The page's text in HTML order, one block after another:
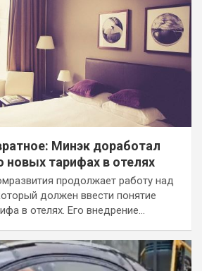
Минэк доработал
новых тарифах в отелях
продолжает работу над
должен ввести понятие
в отелях. Его внедрение…